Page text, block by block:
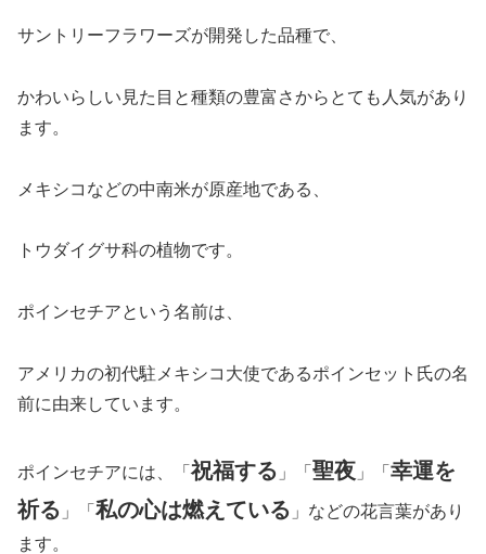
サントリーフラワーズが開発した品種で、
かわいらしい見た目と種類の豊富さからとても人気があり
ます。
メキシコなどの中南米が原産地である、
トウダイグサ科の植物です。
ポインセチアという名前は、
アメリカの初代駐メキシコ大使であるポインセット氏の名
前に由来しています。
ポインセチアには、「祝福する 」「 聖夜 」「 幸運を
祈る 」「 私の心は燃えている 」などの花言葉があり
ます。